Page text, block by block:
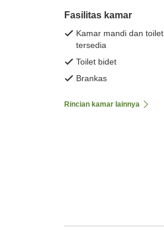
Fasilitas kamar
Kamar mandi dan toilet
tersedia
Toilet bidet
Brankas
Rincian kamar lainnya